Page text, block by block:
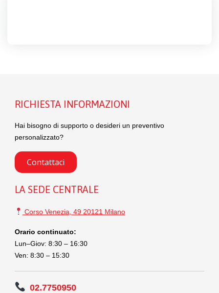
RICHIESTA INFORMAZIONI
Hai bisogno di supporto o desideri un preventivo
personalizzato?
Contattaci
LA SEDE CENTRALE
Corso Venezia, 49 20121 Milano
Orario continuato:
Lun–Giov: 8:30 – 16:30
Ven: 8:30 – 15:30
02.7750950